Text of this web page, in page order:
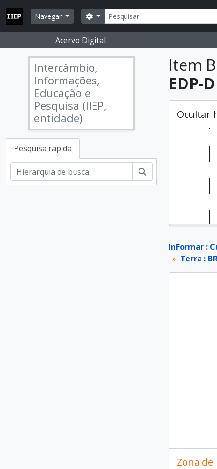
Skip to main content
Navegar
Pesquisar
Opções de busca
Acervo Digital
Intercâmbio,
Informações,
Educação e
Pesquisa (IIEP,
entidade)
Pesquisa rápida
Item
EDP-
Ocultar
InFormar :
Terra :
Zona de